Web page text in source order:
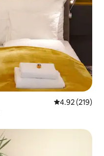
औसत रेटिंग 5 में से
4.92 (219)